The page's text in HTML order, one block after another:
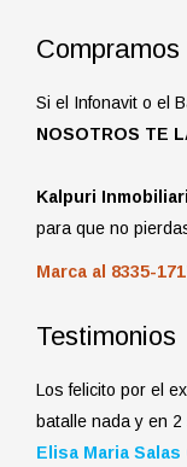
Si el Infonavit o el
NOSOTROS TE
Kalpuri
para que no
Marca al 8335-
Testimonios
Los felicito por el
batalle nada y en
Elisa Maria